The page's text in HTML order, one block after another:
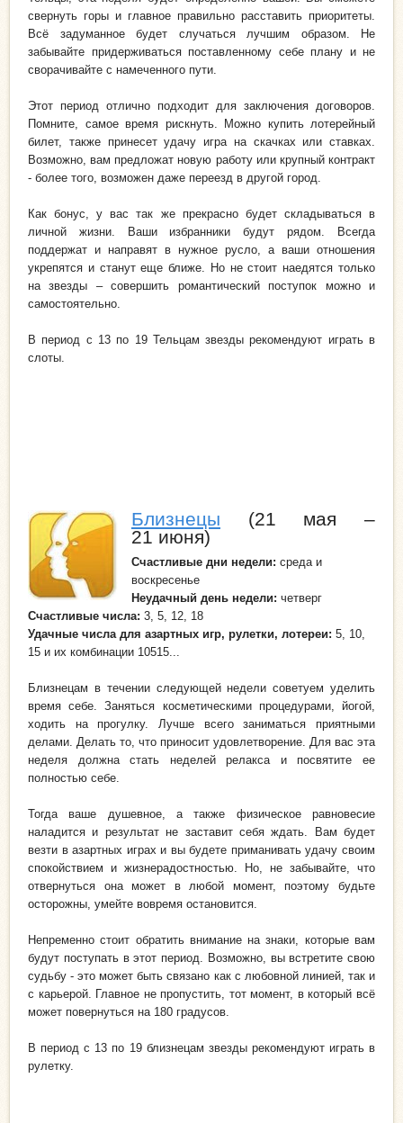
свернуть горы и главное правильно расставить приоритеты.
Всё задуманное будет случаться лучшим образом. Не
забывайте придерживаться поставленному себе плану и не
сворачивайте с намеченного пути.
Этот период отлично подходит для заключения договоров.
Помните, самое время рискнуть. Можно купить лотерейный
билет, также принесет удачу игра на скачках или ставках.
Возможно, вам предложат новую работу или крупный контракт
- более того, возможен даже переезд в другой город.
Как бонус, у вас так же прекрасно будет складываться в
личной жизни. Ваши избранники будут рядом. Всегда
поддержат и направят в нужное русло, а ваши отношения
укрепятся и станут еще ближе. Но не стоит наедятся только
на звезды – совершить романтический поступок можно и
самостоятельно.
В период с 13 по 19 Тельцам звезды рекомендуют играть в
слоты.
Близнецы (21 мая –
21 июня)
Счастливые дни недели: среда и
воскресенье
Неудачный день недели: четверг
Счастливые числа: 3, 5, 12, 18
Удачные числа для азартных игр, рулетки, лотереи: 5, 10,
15 и их комбинации 10515...
Близнецам в течении следующей недели советуем уделить
время себе. Заняться косметическими процедурами, йогой,
ходить на прогулку. Лучше всего заниматься приятными
делами. Делать то, что приносит удовлетворение. Для вас эта
неделя должна стать неделей релакса и посвятите ее
полностью себе.
Тогда ваше душевное, а также физическое равновесие
наладится и результат не заставит себя ждать. Вам будет
везти в азартных играх и вы будете приманивать удачу своим
спокойствием и жизнерадостностью. Но, не забывайте, что
отвернуться она может в любой момент, поэтому будьте
осторожны, умейте вовремя остановится.
Непременно стоит обратить внимание на знаки, которые вам
будут поступать в этот период. Возможно, вы встретите свою
судьбу - это может быть связано как с любовной линией, так и
с карьерой. Главное не пропустить, тот момент, в который всё
может повернуться на 180 градусов.
В период с 13 по 19 близнецам звезды рекомендуют играть в
рулетку.